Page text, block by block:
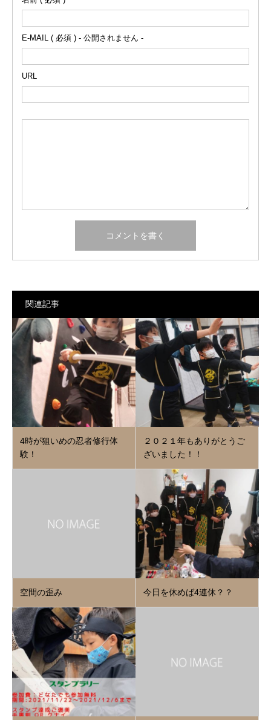
E-MAIL ( 必須 ) - 公開されません -
URL
関連記事
4時が狙いめの忍者修行体
験！
２０２１年もありがとうご
ざいました！！
空間の歪み 今日を休めば4連休？？